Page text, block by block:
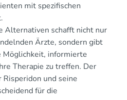
mit spezifischen
Alternativen schafft nicht nur
Ärzte, sondern gibt
Möglichkeit, informierte
Therapie zu treffen. Der
und seine
für die